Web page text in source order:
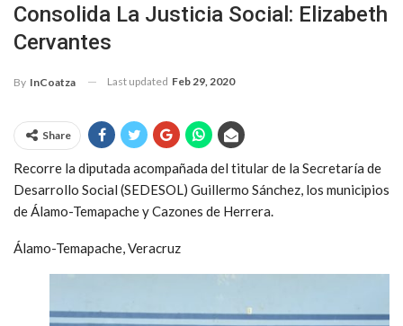
Consolida La Justicia Social: Elizabeth
Cervantes
By InCoatza Last updated Feb 29, 2020
Share
Recorre la diputada acompañada del titular de la Secretaría de
Desarrollo Social (SEDESOL) Guillermo Sánchez, los municipios
de Álamo-Temapache y Cazones de Herrera.
Álamo-Temapache, Veracruz